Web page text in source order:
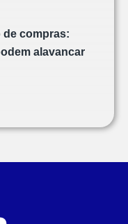
de compras:
alavancar